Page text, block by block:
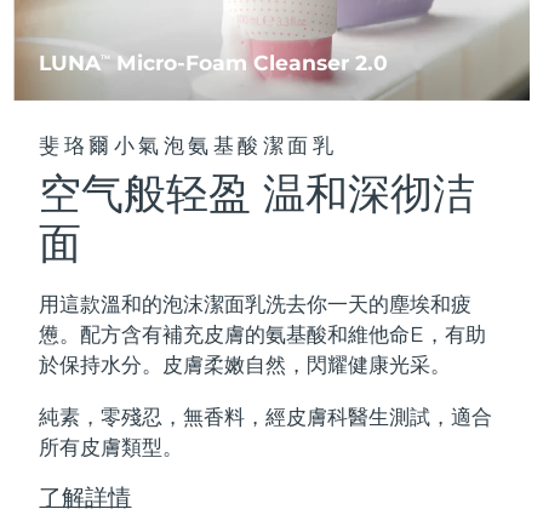
LUNATM Micro-Foam Cleanser 2.0
斐珞爾小氣泡氨基酸潔面乳
空气般轻盈 温和深彻洁
面
用這款溫和的泡沫潔面乳洗去你一天的塵埃和疲
憊。配方含有補充皮膚的氨基酸和維他命E，有助
於保持水分。皮膚柔嫩自然，閃耀健康光采。
純素，零殘忍，無香料，經皮膚科醫生測試，適合
所有皮膚類型。
了解詳情